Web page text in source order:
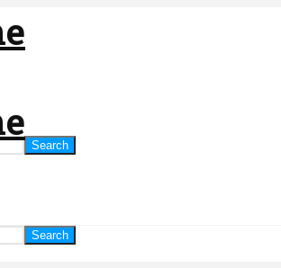
Search
Search